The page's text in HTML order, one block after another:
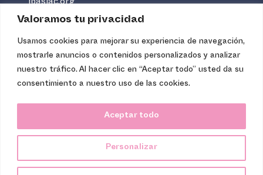
Valoramos tu privacidad
Usamos cookies para mejorar su experiencia de navegación,
mostrarle anuncios o contenidos personalizados y analizar
nuestro tráfico. Al hacer clic en “Aceptar todo” usted da su
consentimiento a nuestro uso de las cookies.
Personalizar
Aceptar todo
ipaslac.org
ipasmexico.org
Ipas no es un distribuidor de insumos médicos. Nuestros
servicios se concentran, entre otros, en la difusión de
técnica necesaria para proveer servicios de aborto seguro
de calidad. Los servicios que ofrecemos no tienen costo
carácter no lucrativo.